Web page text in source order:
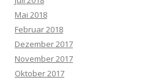
Mai 2018
Februar 2018
Dezember 2017
November 2017
Oktober 2017